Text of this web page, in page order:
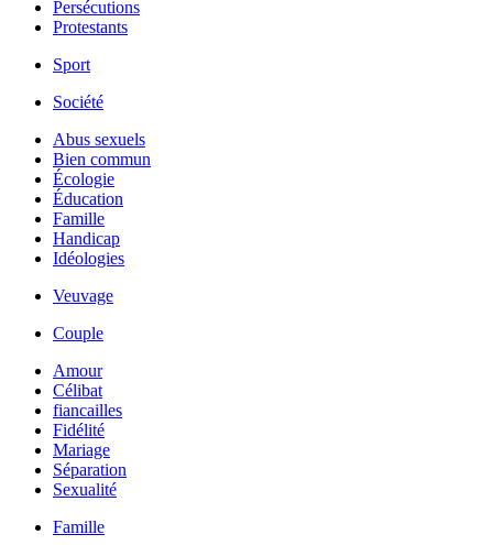
Persécutions
Protestants
Sport
Société
Abus sexuels
Bien commun
Écologie
Éducation
Famille
Handicap
Idéologies
Veuvage
Couple
Amour
Célibat
fiancailles
Fidélité
Mariage
Séparation
Sexualité
Famille